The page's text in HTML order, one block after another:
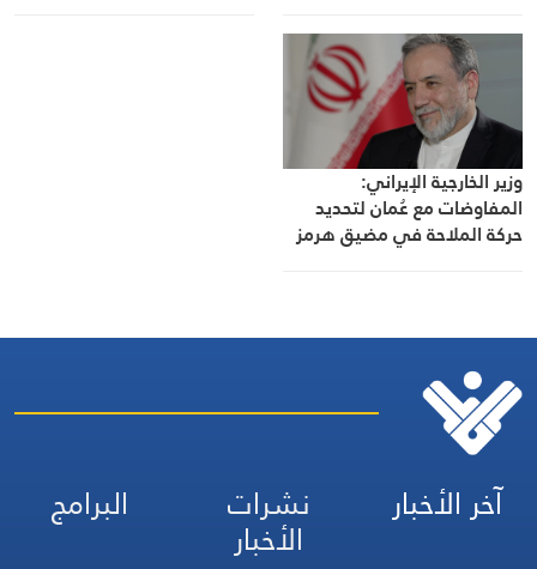
وزير الخارجية الإيراني:
المفاوضات مع عُمان لتحديد
حركة الملاحة في مضيق هرمز
تقترب من نهايتها
آخر الأخبار نشرات
الأخبار
البرامج